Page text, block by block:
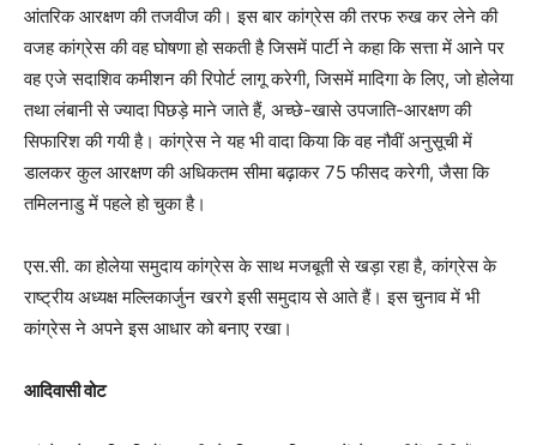
आंतरिक आरक्षण की तजवीज की। इस बार कांग्रेस की तरफ रुख कर लेने की
वजह कांग्रेस की वह घोषणा हो सकती है जिसमें पार्टी ने कहा कि सत्ता में आने पर
वह एजे सदाशिव कमीशन की रिपोर्ट लागू करेगी, जिसमें मादिगा के लिए, जो होलेया
तथा लंबानी से ज्यादा पिछड़े माने जाते हैं, अच्छे-खासे उपजाति-आरक्षण की
सिफारिश की गयी है। कांग्रेस ने यह भी वादा किया कि वह नौवीं अनुसूची में
डालकर कुल आरक्षण की अधिकतम सीमा बढ़ाकर 75 फीसद करेगी, जैसा कि
तमिलनाडु में पहले हो चुका है।
एस.सी. का होलेया समुदाय कांग्रेस के साथ मजबूती से खड़ा रहा है, कांग्रेस के
राष्ट्रीय अध्यक्ष मल्लिकार्जुन खरगे इसी समुदाय से आते हैं। इस चुनाव में भी
कांग्रेस ने अपने इस आधार को बनाए रखा।
आदिवासी वोट